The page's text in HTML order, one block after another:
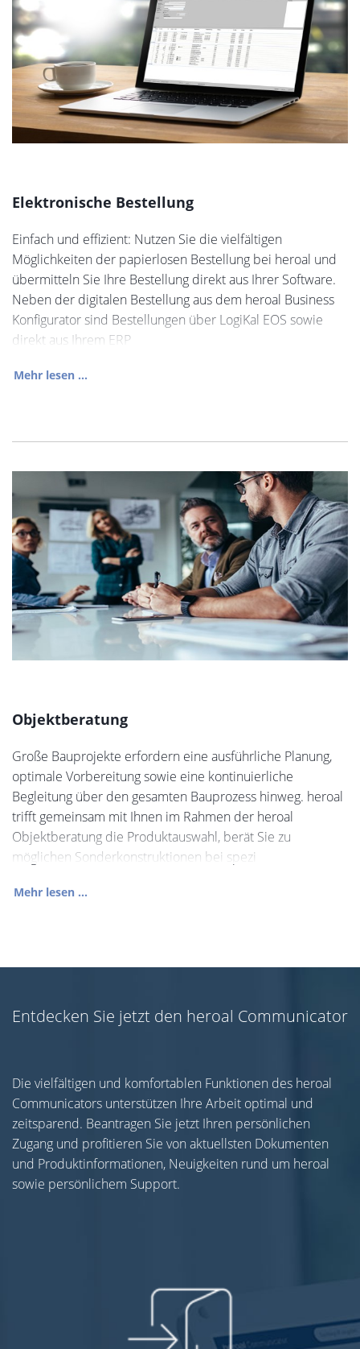
Elektronische Bestellung
Einfach und effizient: Nutzen Sie die vielfältigen
Möglichkeiten der papierlosen Bestellung bei heroal und
übermitteln Sie Ihre Bestellung direkt aus Ihrer Software.
Neben der digitalen Bestellung aus dem heroal Business
Konfigurator sind Bestellungen über LogiKal EOS sowie
direkt aus Ihrem ERP
Mehr lesen ...
Objektberatung
Große Bauprojekte erfordern eine ausführliche Planung,
optimale Vorbereitung sowie eine kontinuierliche
Begleitung über den gesamten Bauprozess hinweg. heroal
trifft gemeinsam mit Ihnen im Rahmen der heroal
Objektberatung die Produktauswahl, berät Sie zu
möglichen Sonderkonstruktionen bei spezi
Mehr lesen ...
Entdecken Sie jetzt den heroal Communicator
Die vielfältigen und komfortablen Funktionen des heroal
Communicators unterstützen Ihre Arbeit optimal und
zeitsparend. Beantragen Sie jetzt Ihren persönlichen
Zugang und profitieren Sie von aktuellsten Dokumenten
und Produktinformationen, Neuigkeiten rund um heroal
sowie persönlichem Support.